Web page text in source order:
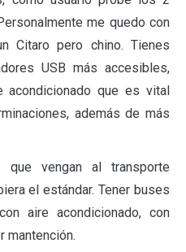
me quedo con
Citaro pero chino. Tienes
USB más accesibles,
acondicionado que es vital
además de más
vengan al transporte
el estándar. Tener buses
aire acondicionado, con
mantención.